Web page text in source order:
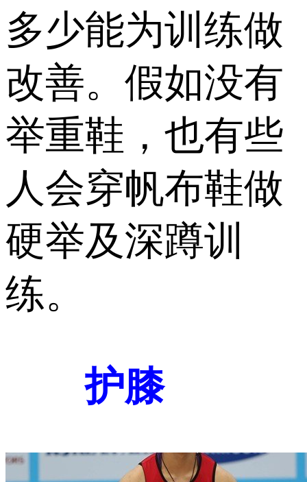
多少能为训练做
改善。假如没有
举重鞋，也有些
人会穿帆布鞋做
硬举及深蹲训
练。
护膝